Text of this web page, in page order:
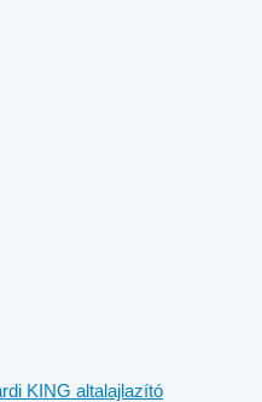
KING altalajlazító